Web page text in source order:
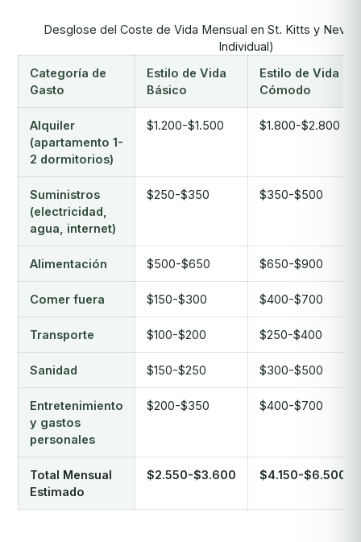
Desglose del Coste de Vida Mensual en St. Kitts y Nevis
Individual)
Categoría de
Gasto
Estilo de Vida
Básico
Estilo de Vida
Cómodo
Alquiler
(apartamento 1-
2 dormitorios)
$1.200-$1.500 $1.800-$2.800
Suministros
(electricidad,
agua, internet)
$250-$350 $350-$500
Alimentación $500-$650 $650-$900
Comer fuera $150-$300 $400-$700
Transporte $100-$200 $250-$400
Sanidad $150-$250 $300-$500
Entretenimiento
y gastos
personales
$200-$350 $400-$700
Total Mensual
Estimado
$2.550-$3.600 $4.150-$6.500